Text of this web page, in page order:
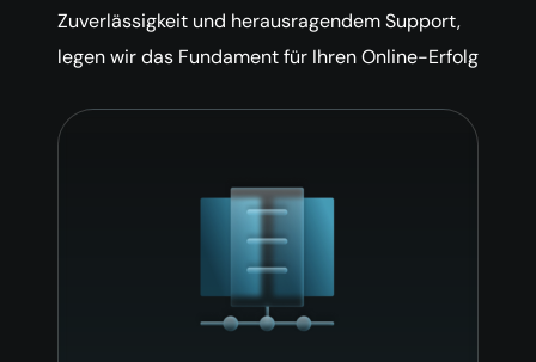
Zuverlässigkeit und herausragendem Support,
legen wir das Fundament für Ihren Online-Erfolg